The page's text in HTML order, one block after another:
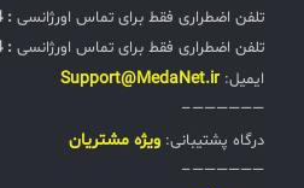
تلفن اضطراری فقط برای تماس اورژانسی : 09120212094
تلفن اضطراری فقط برای تماس اورژانسی : 09030212094
ایمیل: Support@MedaNet.ir
——————–
درگاه پشتیبانی: ويژه مشتریان
——————–